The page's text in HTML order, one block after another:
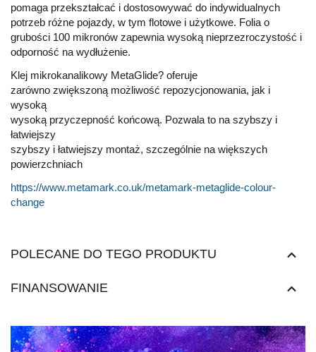
pomaga przekształcać i dostosowywać do indywidualnych
potrzeb różne pojazdy, w tym flotowe i użytkowe. Folia o
grubości 100 mikronów zapewnia wysoką nieprzezroczystość i
odporność na wydłużenie.
Klej mikrokanalikowy MetaGlide? oferuje
zarówno zwiększoną możliwość repozycjonowania, jak i
wysoką
wysoką przyczepność końcową. Pozwala to na szybszy i
łatwiejszy
szybszy i łatwiejszy montaż, szczególnie na większych
powierzchniach
https://www.metamark.co.uk/metamark-metaglide-colour-
change
POLECANE DO TEGO PRODUKTU
FINANSOWANIE